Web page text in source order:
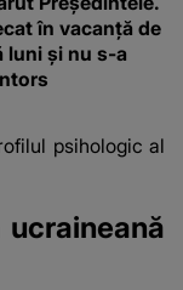
în vacanță de
luni și nu s-a
psihologic al